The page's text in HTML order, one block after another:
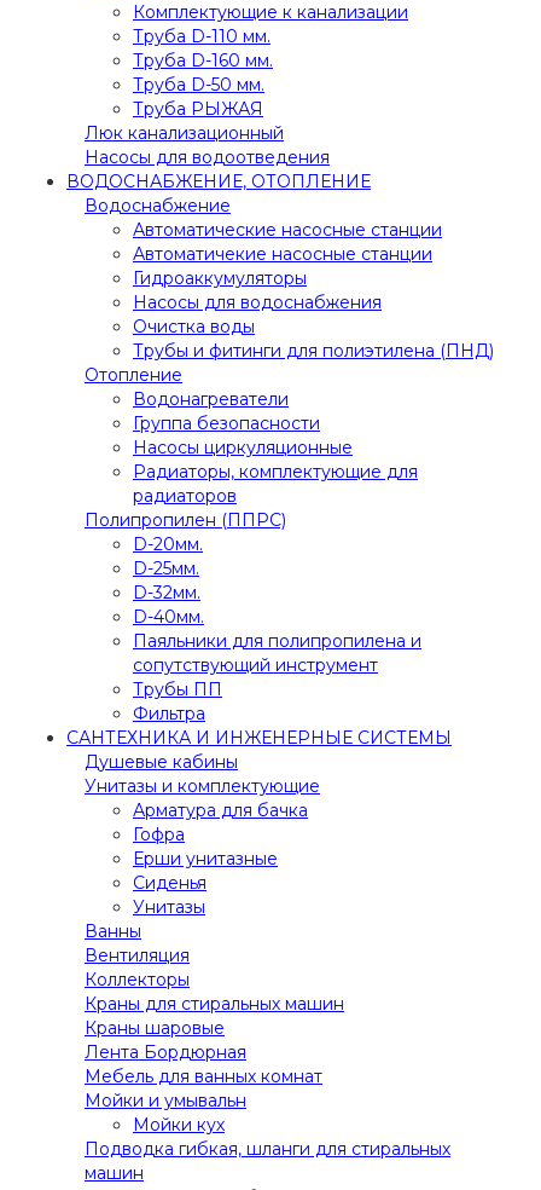
Комплектующие к канализации
Труба D-110 мм.
Труба D-160 мм.
Труба D-50 мм.
Труба РЫЖАЯ
Люк канализационный
Насосы для водоотведения
ВОДОСНАБЖЕНИЕ, ОТОПЛЕНИЕ
Водоснабжение
Автоматичеcкие насосные станции
Автоматичекие насосные станции
Гидроаккумуляторы
Насосы для водоснабжения
Очистка воды
Трубы и фитинги для полиэтилена (ПНД)
Отопление
Водонагреватели
Группа безопасности
Насосы циркуляционные
Радиаторы, комплектующие для
радиаторов
Полипропилен (ППРС)
D-20мм.
D-25мм.
D-32мм.
D-40мм.
Паяльники для полипропилена и
сопутствующий инструмент
Трубы ПП
Фильтра
САНТЕХНИКА И ИНЖЕНЕРНЫЕ СИСТЕМЫ
Душевые кабины
Унитазы и комплектующие
Арматура для бачка
Гофра
Ерши унитазные
Сиденья
Унитазы
Ванны
Вентиляция
Коллекторы
Краны для стиральных машин
Краны шаровые
Лента Бордюрная
Мебель для ванных комнат
Мойки и умывальн
Мойки кух
Подводка гибкая, шланги для стиральных
машин